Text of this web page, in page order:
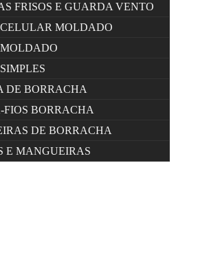
FRISOS E GUARDA VENTO
MOLDADO
DE BORRACHA
FIOS BORRACHA
DE BORRACHA
E MANGUEIRAS